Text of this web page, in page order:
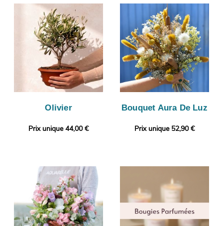
Olivier
Prix unique 44,00 €
Bouquet Aura De Luz
Prix unique 52,90 €